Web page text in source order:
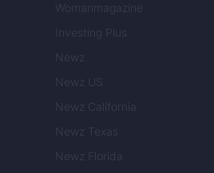
Womanmagazine
Investing Plus
Newz
Newz US
Newz California
Newz Texas
Newz Florida